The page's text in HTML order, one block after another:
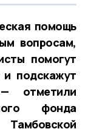
помощь
вопросам,
помогут
и подскажут
отметили
фонда